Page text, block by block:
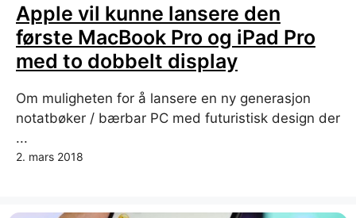
Apple vil kunne lansere den
første MacBook Pro og iPad Pro
med to dobbelt display
Om muligheten for å lansere en ny generasjon
notatbøker / bærbar PC med futuristisk design der
...
2. mars 2018